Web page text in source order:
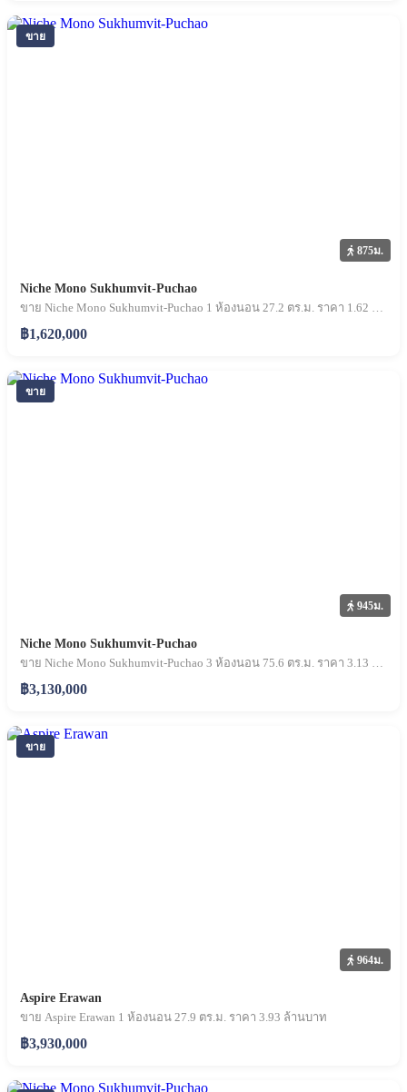
ขาย
875ม.
Niche Mono Sukhumvit-Puchao
฿1,620,000
ขาย
945ม.
Niche Mono Sukhumvit-Puchao
฿3,130,000
ขาย
964ม.
Aspire Erawan
ขาย Aspire Erawan 1 ห้องนอน 27.9 ตร.ม. ราคา 3.93 ล้านบาท
฿3,930,000